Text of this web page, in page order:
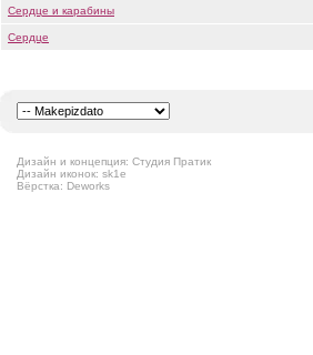
Сердце и карабины
Сердце
Дизайн и концепция: Студия Пратик
Дизайн иконок: sk1e
Вёрстка: Deworks